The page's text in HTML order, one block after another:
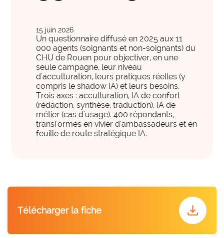
Panorama des solutions SI
Projets innovants
Télémédecine
Usage de l’IA
PARCOURS ET ACCOMPAGNEMENT MÉDICO-SOCIAL
Coordination et innovation dans les Parcours
expertise_medico_social
expertise_transfo_offre_medico_social
demain.
Votre cockpit data
Votre Cockpit Data est le premier outil qui permet
d'accéder en un clin d'œil à 100 indicateurs de
pilotage stratégique alimentés automatiquement par
offre_autodiagnostics300
Des outils pour vous aider à évaluer la maturité de
vos projets et vous fournir des repères par rapport à
15 juin 2026
Un questionnaire diffusé en 2025 aux 11
000 agents (soignants et non-soignants) du
CHU de Rouen pour objectiver, en une
seule campagne, leur niveau
d'acculturation, leurs pratiques réelles (y
compris le shadow IA) et leurs besoins.
Trois axes : acculturation, IA de confort
(rédaction, synthèse, traduction), IA de
métier (cas d'usage). 400 répondants,
transformés en vivier d'ambassadeurs et en
feuille de route stratégique IA.
Télécharger la fiche download